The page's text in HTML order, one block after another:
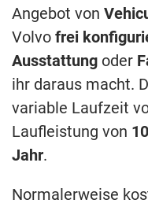
Angebot von
Volvo frei
Ausstattung oder
ihr daraus macht.
variable Laufzeit
Laufleistung von
Jahr.
Normalerweise